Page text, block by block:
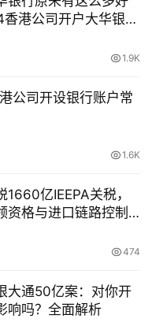
港公司开户大华银行
1.9K
公司开设银行账户常
1.6K
1660亿IEEPA关税，
资格与进口链路控制
474
大通50亿案：对你开
响吗？全面解析